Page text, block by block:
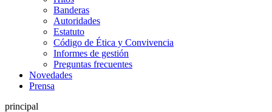
Banderas
Autoridades
Estatuto
Código de Ética y Convivencia
Informes de gestión
Preguntas frecuentes
Novedades
Prensa
principal